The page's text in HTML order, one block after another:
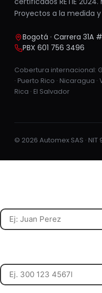
Proyectos a la medida
Bogotá · Carrera 31A
PBX 601 756 3496
Cobertura internacional:
· Puerto Rico · Nicaragua
Rica · El Salvador
© 2026 Automex SAS ·